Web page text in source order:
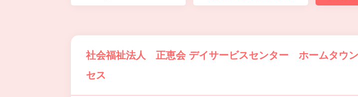
社会福祉法人 正恵会 デイサービスセンター ホームタウ
セス